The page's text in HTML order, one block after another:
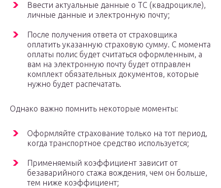
Ввести актуальные данные о ТС (квадроцикле),
личные данные и электронную почту;
После получения ответа от страховщика
оплатить указанную страховую сумму. С момента
оплаты полис будет считаться оформленным, а
вам на электронную почту будет отправлен
комплект обязательных документов, которые
нужно будет распечатать.
Однако важно помнить некоторые моменты:
Оформляйте страхование только на тот период,
когда транспортное средство используется;
Применяемый коэффициент зависит от
безаварийного стажа вождения, чем он больше,
тем ниже коэффициент;